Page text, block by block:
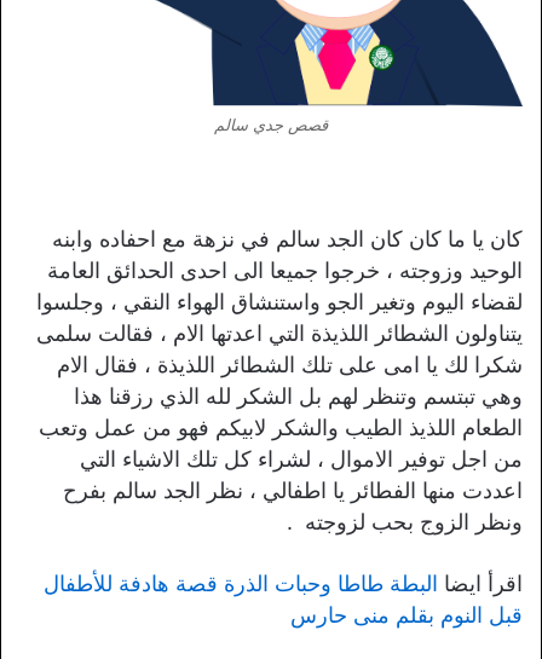
قصص جدي سالم
كان يا ما كان كان الجد سالم في نزهة مع احفاده وابنه
الوحيد وزوجته ، خرجوا جميعا الى احدى الحدائق العامة
لقضاء اليوم وتغير الجو واستنشاق الهواء النقي ، وجلسوا
يتناولون الشطائر اللذيذة التي اعدتها الام ، فقالت سلمى
شكرا لك يا امى على تلك الشطائر اللذيذة ، فقال الام
وهي تبتسم وتنظر لهم بل الشكر لله الذي رزقنا هذا
الطعام اللذيذ الطيب والشكر لابيكم فهو من عمل وتعب
من اجل توفير الاموال ، لشراء كل تلك الاشياء التي
اعددت منها الفطائر يا اطفالي ، نظر الجد سالم بفرح
ونظر الزوج بحب لزوجته .
اقرأ ايضا البطة طاطا وحبات الذرة قصة هادفة للأطفال
قبل النوم بقلم منى حارس